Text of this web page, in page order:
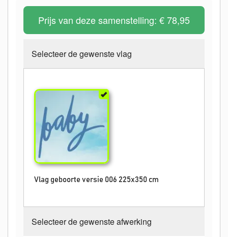
Prijs van deze samenstelling: € 78,95
Selecteer de gewenste vlag
Vlag geboorte versie 006 225x350 cm
Selecteer de gewenste afwerking